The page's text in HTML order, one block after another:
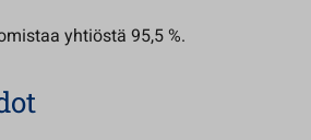
yhtiöstä 95,5 %.